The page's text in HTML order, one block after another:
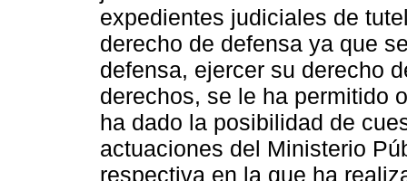
expedientes judiciales de
derecho de defensa ya que
defensa, ejercer su derecho
derechos, se le ha permitido
ha dado la posibilidad de
actuaciones del Ministerio
respectiva en la que ha